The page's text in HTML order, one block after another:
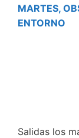
MARTES,
ENTORNO
Salidas los